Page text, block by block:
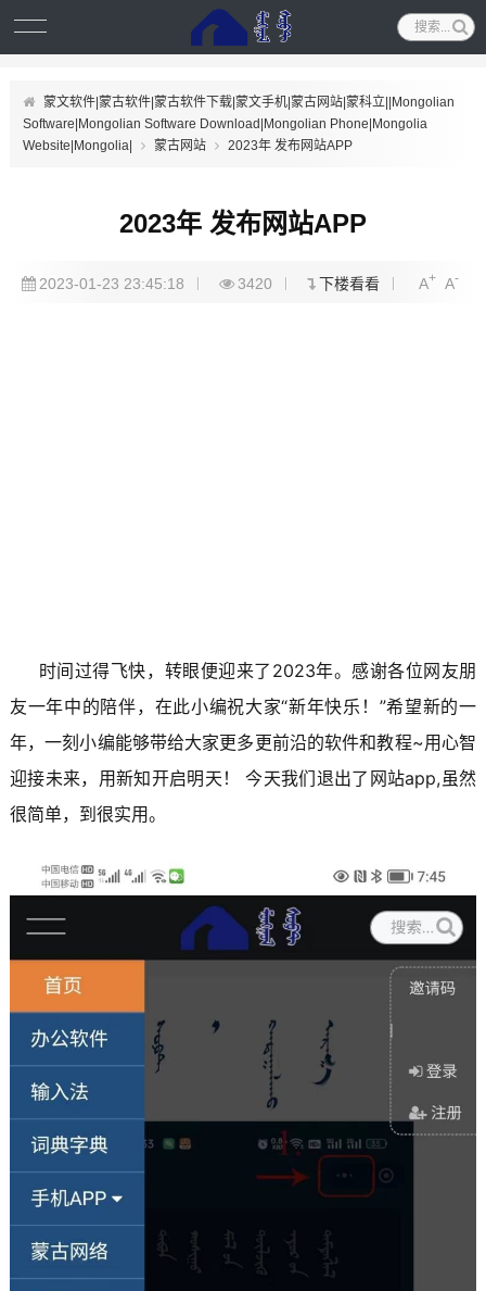
蒙文软件|蒙古软件|蒙古软件下载|蒙文手机|蒙古网站|蒙科立||Mongolian
Software|Mongolian Software Download|Mongolian Phone|Mongolia
Website|Mongolia|
蒙古网站 2023年 发布网站APP
2023年 发布网站APP
2023-01-23 23:45:18 3420 下楼看看 A+ A-
时间过得飞快，转眼便迎来了2023年。感谢各位网友朋
友一年中的陪伴，在此小编祝大家“新年快乐！”希望新的一
年，一刻小编能够带给大家更多更前沿的软件和教程~用心智
迎接未来，用新知开启明天！ 今天我们退出了网站app,虽然
很简单，到很实用。